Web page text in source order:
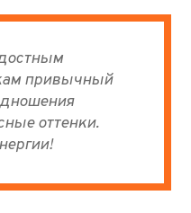
привычный
оттенки.